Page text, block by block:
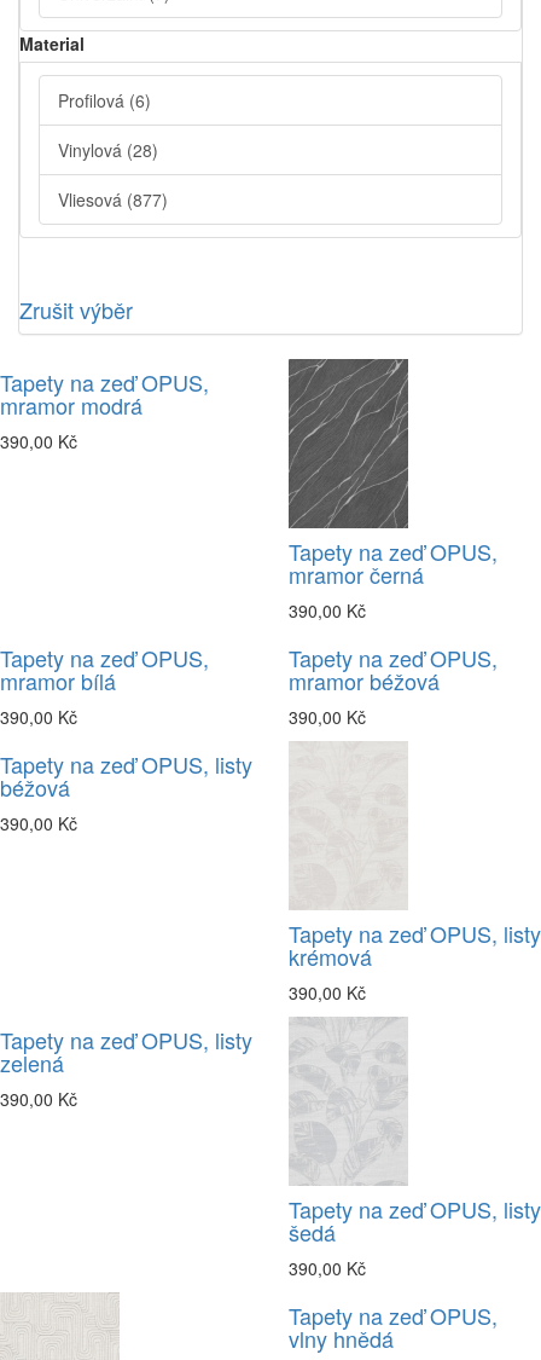
Material
Profilová (6)
Vinylová (28)
Vliesová (877)
Zrušit výběr
Tapety na zeď OPUS,
mramor modrá
390,00 Kč
Tapety na zeď OPUS,
mramor černá
390,00 Kč
Tapety na zeď OPUS,
mramor bílá
390,00 Kč
Tapety na zeď OPUS,
mramor béžová
390,00 Kč
Tapety na zeď OPUS, listy
béžová
390,00 Kč
Tapety na zeď OPUS, listy
krémová
390,00 Kč
Tapety na zeď OPUS, listy
zelená
390,00 Kč
Tapety na zeď OPUS, listy
šedá
390,00 Kč
Tapety na zeď OPUS,
vlny hnědá